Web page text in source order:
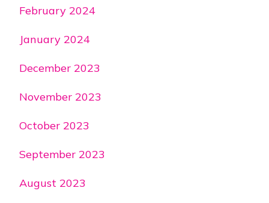
February 2024
January 2024
December 2023
November 2023
October 2023
September 2023
August 2023